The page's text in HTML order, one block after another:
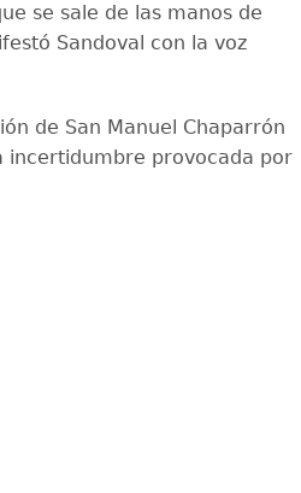
se sale de las manos de
Sandoval con la voz
de San Manuel Chaparrón
incertidumbre provocada por